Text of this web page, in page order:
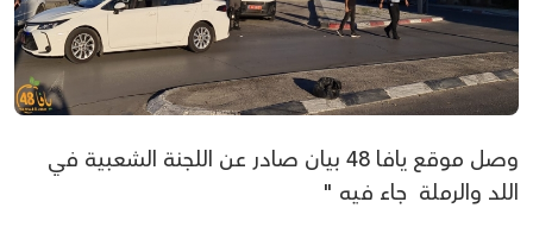
وصل موقع يافا 48 بيان صادر عن اللجنة الشعبية في
اللد والرملة جاء فيه "